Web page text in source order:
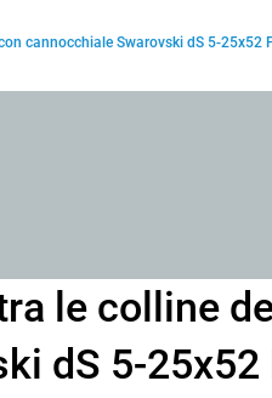
cannocchiale Swarovski dS 5-25x52
le colline
dS 5-25x52